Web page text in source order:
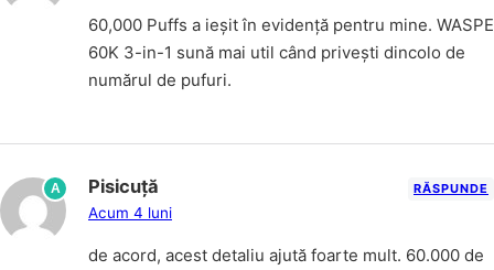
60,000 Puffs a ieșit în evidență pentru mine. WASPE
60K 3-in-1 sună mai util când privești dincolo de
numărul de pufuri.
A Pisicuță
Acum 4 luni
RĂSPUNDE
de acord, acest detaliu ajută foarte mult. 60.000 de